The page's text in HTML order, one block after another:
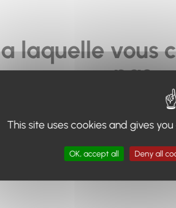
laquelle vous
pas...
à utiliser le moteur de recherche en
This site uses cookies and gives
OK, accept all Deny all